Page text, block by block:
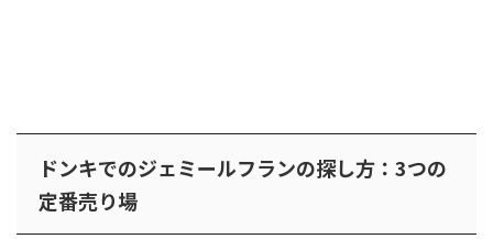
ドンキでのジェミールフランの探し方：3つの
定番売り場